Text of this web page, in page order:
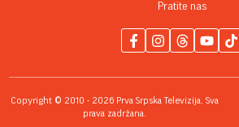
Pratite nas
Copyright © 2010 - 2026 Prva Srpska Televizija. Sva
prava zadržana.